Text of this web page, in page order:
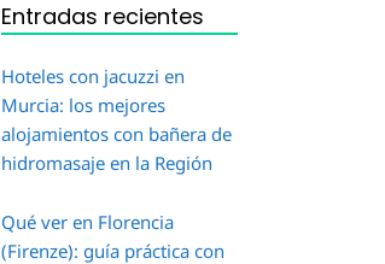
Entradas recientes
Hoteles con jacuzzi en
Murcia: los mejores
alojamientos con bañera de
hidromasaje en la Región
Qué ver en Florencia
(Firenze): guía práctica con